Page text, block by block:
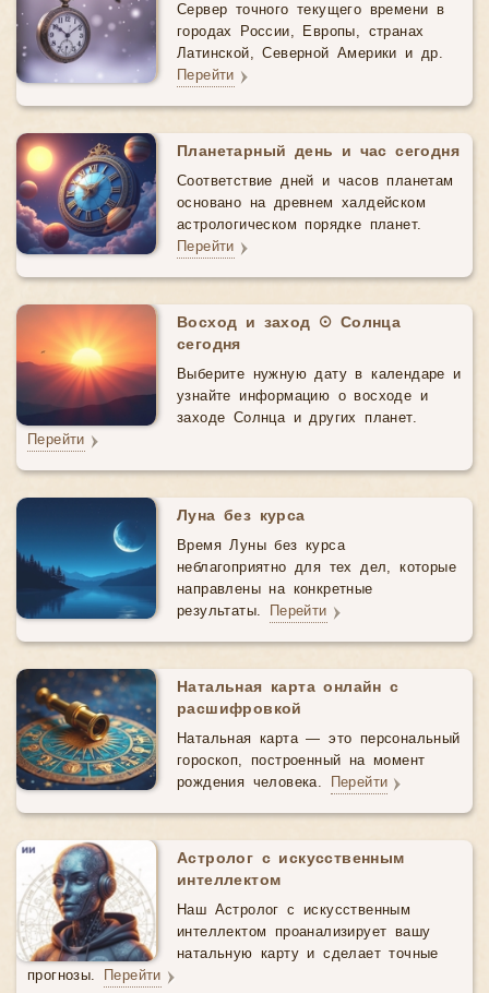
Сервер точного текущего времени в
городах России, Европы, странах
Латинской, Северной Америки и др.
Перейти
Планетарный день и час сегодня
Соответствие дней и часов планетам
основано на древнем халдейском
астрологическом порядке планет.
Перейти
Восход и заход ☉ Солнца
сегодня
Выберите нужную дату в календаре и
узнайте информацию о восходе и
заходе Солнца и других планет.
Перейти
Луна без курса
Время Луны без курса
неблагоприятно для тех дел, которые
направлены на конкретные
результаты. Перейти
Натальная карта онлайн с
расшифровкой
Натальная карта — это персональный
гороскоп, построенный на момент
рождения человека. Перейти
Астролог с искусственным
интеллектом
Наш Астролог с искусственным
интеллектом проанализирует вашу
натальную карту и сделает точные
прогнозы. Перейти